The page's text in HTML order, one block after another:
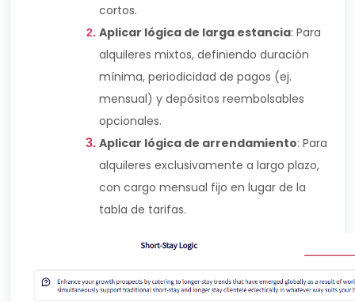
cortos.
Aplicar lógica de larga estancia: Para
alquileres mixtos, definiendo duración
mínima, periodicidad de pagos (ej.
mensual) y depósitos reembolsables
opcionales.
Aplicar lógica de arrendamiento: Para
alquileres exclusivamente a largo plazo,
con cargo mensual fijo en lugar de la
tabla de tarifas.